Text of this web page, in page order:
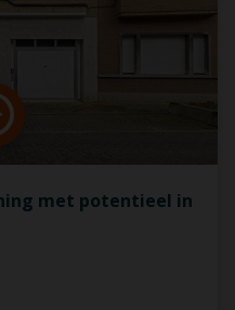
met potentieel in